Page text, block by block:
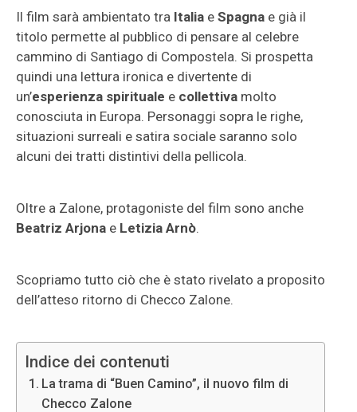
Il film sarà ambientato tra Italia e Spagna e già il
titolo permette al pubblico di pensare al celebre
cammino di Santiago di Compostela. Si prospetta
quindi una lettura ironica e divertente di
un’esperienza spirituale e collettiva molto
conosciuta in Europa. Personaggi sopra le righe,
situazioni surreali e satira sociale saranno solo
alcuni dei tratti distintivi della pellicola.
Oltre a Zalone, protagoniste del film sono anche
Beatriz Arjona e Letizia Arnò.
Scopriamo tutto ciò che è stato rivelato a proposito
dell’atteso ritorno di Checco Zalone.
Indice dei contenuti
La trama di “Buen Camino”, il nuovo film di
Checco Zalone